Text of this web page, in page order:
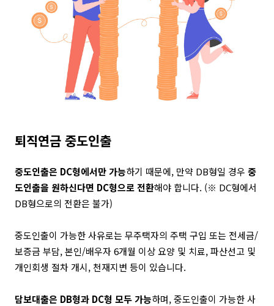
퇴직연금 중도인출
중도인출은 DC형에서만 가능하기 때문에, 만약 DB형일 경우 중
도인출을 원하신다면 DC형으로 전환해야 합니다. (※ DC형에서
DB형으로의 전환은 불가)
중도인출이 가능한 사유로는 무주택자의 주택 구입 또는 전세금/
보증금 부담, 본인/배우자 6개월 이상 요양 및 치료, 파산선고 및
개인회생 절차 개시, 천재지변 등이 있습니다.
담보대출은 DB형과 DC형 모두 가능하며, 중도인출이 가능한 사